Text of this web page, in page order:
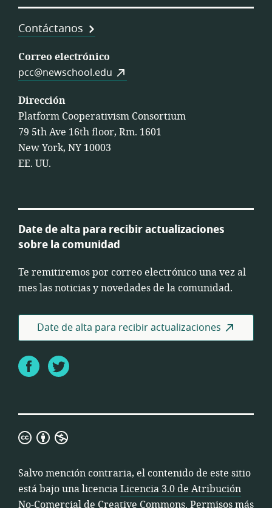
Contáctanos
Correo electrónico
pcc@newschool.edu
Dirección
Platform Cooperativism Consortium
79 5th Ave 16th floor, Rm. 1601
New York, NY 10003
EE. UU.
Date de alta para recibir actualizaciones
sobre la comunidad
Te remitiremos por correo electrónico una vez al
mes las noticias y novedades de la comunidad.
Date de alta para recibir actualizaciones
FacebookTwitter
Licencia
de
Atribución
No-
Salvo mención contraria, el contenido de este sitio
está bajo una licenciaLicencia 3.0 de Atribución